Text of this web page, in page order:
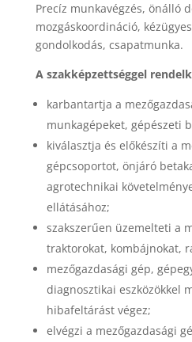
Precíz munkavégzés, önálló
mozgáskoordináció,
gondolkodás, csapatmunka.
A szakképzettséggel
karbantartja a
munkagépeket, gépészeti
kiválasztja és előkészíti a
gépcsoportot, önjáró
agrotechnikai
ellátásához;
szakszerűen üzemelteti a
traktorokat, kombájnokat,
mezőgazdasági gép,
diagnosztikai eszközökkel
hibafeltárást végez;
elvégzi a mezőgazdasági